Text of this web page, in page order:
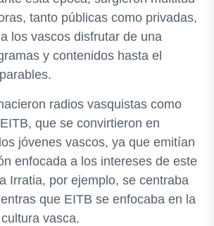
tanto públicas como privadas,
los vascos disfrutar de una
y contenidos hasta el
radios vasquistas como
que se convirtieron en
jóvenes vascos, ya que emitían
enfocada a los intereses de este
Irratia, por ejemplo, se centraba
que EITB se enfocaba en la
vasca.